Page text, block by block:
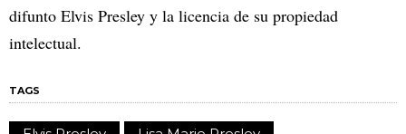
difunto Elvis Presley y la licencia de su propiedad
intelectual.
TAGS